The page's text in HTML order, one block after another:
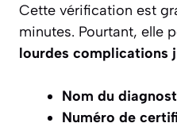
Cette vérification est
minutes. Pourtant, elle
lourdes complications
Nom du
Numéro de